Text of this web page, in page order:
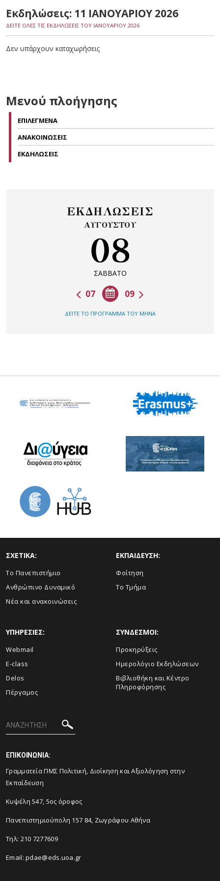
Εκδηλώσεις: 11 ΙΑΝΟΥΑΡΙΟΥ 2026
ΔΕΙΤΕ ΟΛΕΣ ΤΙΣ ΕΚΔΗΛΩΣΕΙΣ ΤΟΥ ΙΑΝΟΥΑΡΙΟΥ 2026
Δεν υπάρχουν καταχωρήσεις
Μενού πλοήγησης
ΕΠΙΛΕΓΜΕΝΑ
ΑΝΑΚΟΙΝΩΣΕΙΣ
ΕΚΔΗΛΩΣΕΙΣ
ΕΚΔΗΛΩΣΕΙΣ
ΑΥΓΟΥΣΤΟΥ
08
ΣΑΒΒΑΤΟ
09
07
ΔΕΙΤΕ ΤΟ ΠΡΟΓΡΑΜΜΑ ΤΟΥ ΜΗΝΑ
ΣΧΕΤΙΚΑ:
Το Πανεπιστήμιο
Ανθρώπινο Δυναμικό
Νέα και ανακοινώσεις
ΕΚΠΑΙΔΕΥΣΗ:
Φοίτηση
Το Τμήμα
ΥΠΗΡΕΣΙΕΣ:
Webmail
E-class
Delos
Πέργαμος
ΣΥΝΔΕΣΜΟΙ:
Προκηρύξεις
Ημερολόγιο Εκδηλώσεων
Βιβλιοθήκη και Κέντρο
Πληροφόρησης
ΕΠΙΚΟΙΝΩΝΙΑ:
Γραμματεία ΠΜΣ Πολιτική, Διοίκηση και Αξιολόγηση στην
Εκπαίδευση
Κυψέλη 547, 5ος όροφος
Πανεπιστημιούπολη 157 84, Ζωγράφου Αθήνα
Τηλ: 210 7277609
Email:pdae@eds.uoa.gr